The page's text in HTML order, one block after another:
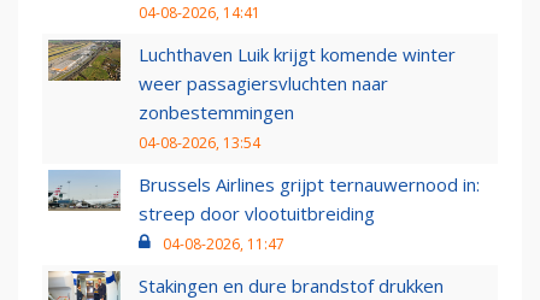
04-08-2026, 14:41
Luchthaven Luik krijgt komende winter
weer passagiersvluchten naar
zonbestemmingen
04-08-2026, 13:54
Brussels Airlines grijpt ternauwernood in:
streep door vlootuitbreiding
04-08-2026, 11:47
Stakingen en dure brandstof drukken